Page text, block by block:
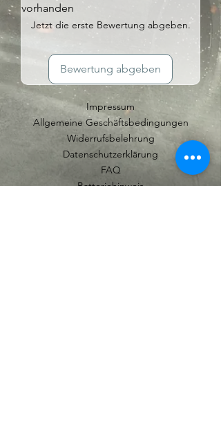
vorhanden
Jetzt die erste Bewertung abgeben.
Bewertung abgeben
Impressum
Allgemeine Geschäftsbedingungen
Widerrufsbelehrung
Datenschutzerklärung
FAQ
Batteriehinweis